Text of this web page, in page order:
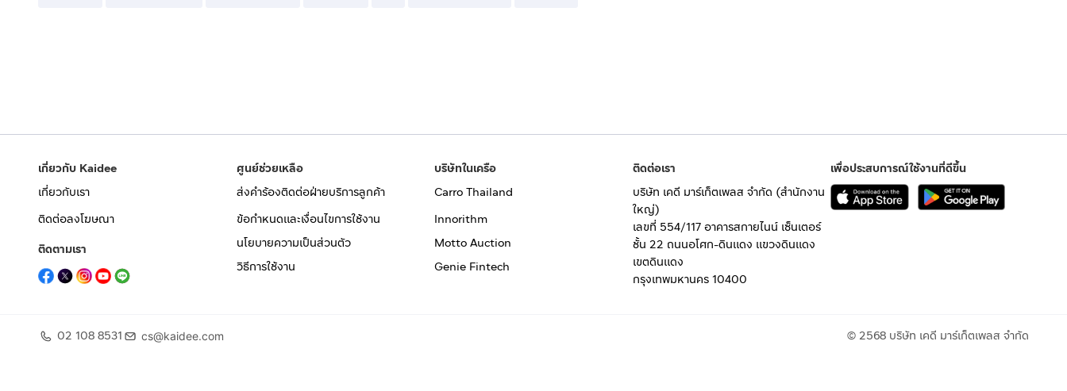
เกี่ยวกับ Kaidee
เกี่ยวกับเรา
ติดต่อลงโฆษณา
ติดตามเรา
ศูนย์ช่วยเหลือ
ส่งคำร้องติดต่อฝ่ายบริการลูกค้า
ข้อกำหนดและเงื่อนไขการใช้งาน
นโยบายความเป็นส่วนตัว
วิธีการใช้งาน
บริษัทในเครือ
Carro Thailand
Innorithm
Motto Auction
Genie Fintech
ติดต่อเรา
บริษัท เคดี มาร์เก็ตเพลส จำกัด (สำนักงาน
ใหญ่)
เลขที่ 554/117 อาคารสกายไนน์ เซ็นเตอร์
ชั้น 22 ถนนอโศก-ดินแดง แขวงดินแดง
เขตดินแดง
กรุงเทพมหานคร 10400
เพื่อประสบการณ์ใช้งานที่ดีขึ้น
02 108 8531 cs@kaidee.com © 2568 บริษัท เคดี มาร์เก็ตเพลส จำกัด